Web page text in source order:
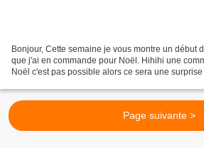
Bonjour, Cette semaine je vous montre un début
que j'ai en commande pour Noël. Hihihi une
Noël c'est pas possible alors ce sera une
Page suivante >